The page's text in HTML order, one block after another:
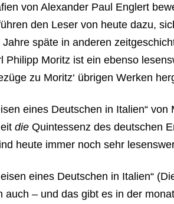
von Alexander Paul Englert
den Leser von heute dazu,
Jahre späte in anderen
Philipp Moritz ist ein ebenso
zu Moritz‘ übrigen Werken
eines Deutschen in Italien“
die Quintessenz des deutschen
heute immer noch sehr
eines Deutschen in Italien“
auch – und das gibt es in der